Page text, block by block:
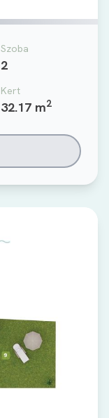
Szoba
2
Kert
32.17 m2